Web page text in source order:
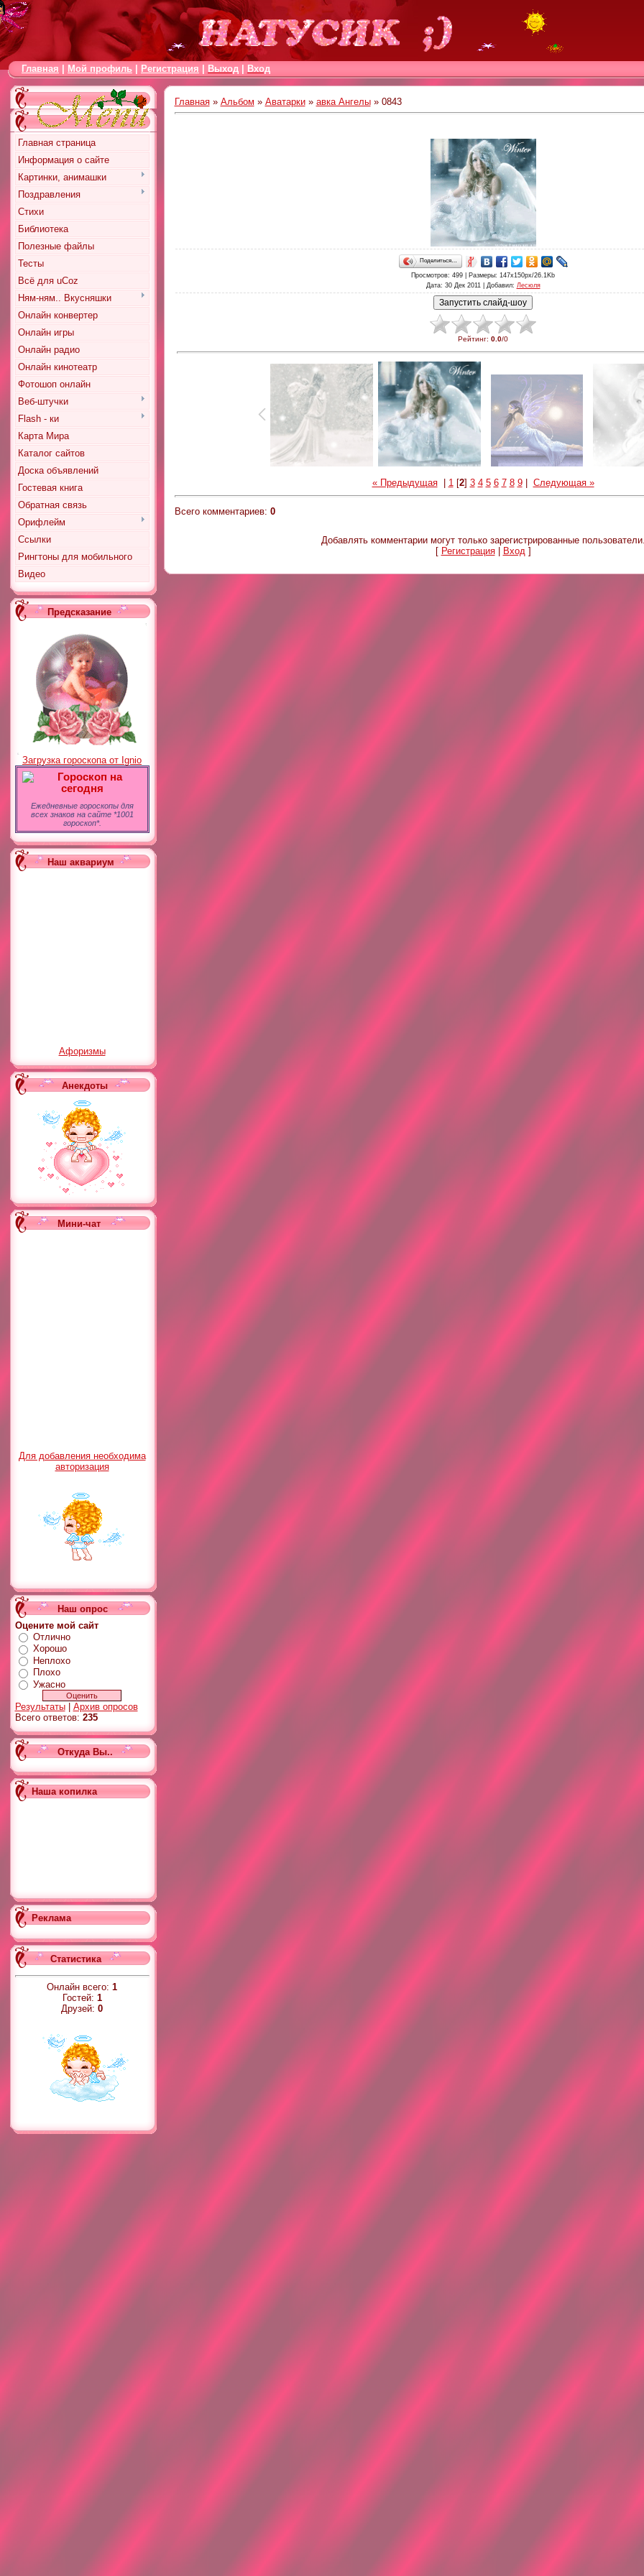
Главная Мой профиль Регистрация Выход Вход
Главная страница
Информация о сайте
Картинки, анимашки
Поздравления
Стихи
Библиотека
Полезные файлы
Тесты
Всё для uCoz
Ням-ням.. Вкусняшки
Онлайн конвертер
Онлайн игры
Онлайн радио
Онлайн кинотеатр
Фотошоп онлайн
Веб-штучки
Flash - ки
Карта Мира
Каталог сайтов
Доска объявлений
Гостевая книга
Обратная связь
Орифлейм
Ссылки
Рингтоны для мобильного
Видео
Предсказание
Загрузка гороскопа от Ignio
Гороскоп на
сегодня
Ежедневные гороскопы для
всех знаков на сайте *1001
гороскоп*.
Наш аквариум
Афоризмы
Анекдоты
Мини-чат
Для добавления необходима
авторизация
Наш опрос
Оцените мой сайт
Отлично
Хорошо
Неплохо
Плохо
Ужасно
Результаты| Архив опросов
Всего ответов: 235
Откуда Вы..
Наша копилка
Реклама
Статистика
Онлайн всего: 1
Гостей: 1
Друзей: 0
Главная» Альбом » Аватарки» авка Ангелы» 0843
Поделиться…
Просмотров: 499 | Размеры: 147x150px/26.1Kb
Дата: 30 Дек 2011 | Добавил: Лесюля
Рейтинг: 0.0/0
« Предыдущая| 1[2] 3 4 5 6 7 8 9| Следующая »
Всего комментариев: 0
Добавлять комментарии могут только зарегистрированные
[ Регистрация| Вход ]